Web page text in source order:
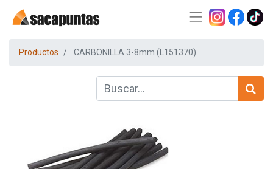
Productos CARBONILLA 3-8mm (L151370)